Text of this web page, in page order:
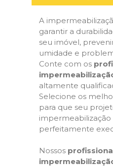
A
garantir a
seu imóvel,
umidade e
Conte com os
altamente
Selecione os
para que seu
impermeabilização
perfeitamente
Nossos